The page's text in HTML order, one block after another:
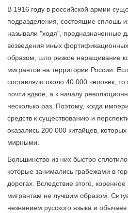
В 1916 году в российской армии
подразделения, состоящие сплошь
называли "ходя", предназначенные
возведения иных
образом, шло резкое наращивание
мигрантов на территории России.
составляло около 40 000 человек,
почти вдвое, а к началу
несколько раз. Поэтому, когда
средств к существованию и
оказались 200 000 китайцев,
мирными.
Большинство из них быстро
которые занимались грабежами в
дорогах. Вследствие этого,
мигрантам не лучшим образом.
незнанием русского языка и